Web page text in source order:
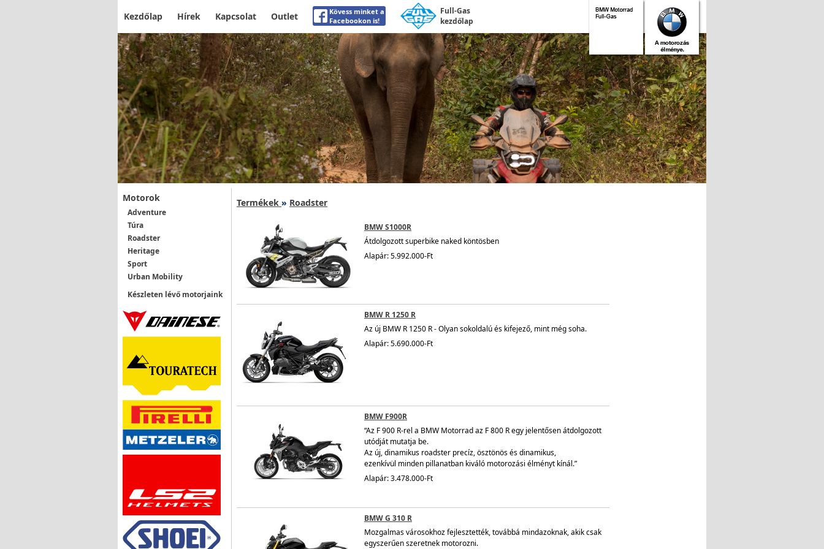
Kezdőlap Hírek Kapcsolat Outlet
Kövess minket a
Facebookon is!
Full-Gas
kezdőlap
Motorok
Adventure
Túra
Roadster
Heritage
Sport
Urban Mobility
Készleten lévő motorjaink
Termékek » Roadster
BMW S1000R
Átdolgozott superbike naked köntösben
Alapár: 5.992.000-Ft
BMW R 1250 R
Az új BMW R 1250 R - Olyan sokoldalú és kifejező, mint még soha.
Alapár: 5.690.000-Ft
BMW F900R
“Az F 900 R-rel a BMW Motorrad az F 800 R egy jelentősen átdolgozott
utódját mutatja be.
Az új, dinamikus roadster precíz, ösztönös és dinamikus,
ezenkívül minden pillanatban kiváló motorozási élményt kínál.”
Alapár: 3.478.000-Ft
BMW G 310 R
Mozgalmas városokhoz fejlesztették, továbbá mindazoknak, akik csak
egyszerűen szeretnek motorozni.